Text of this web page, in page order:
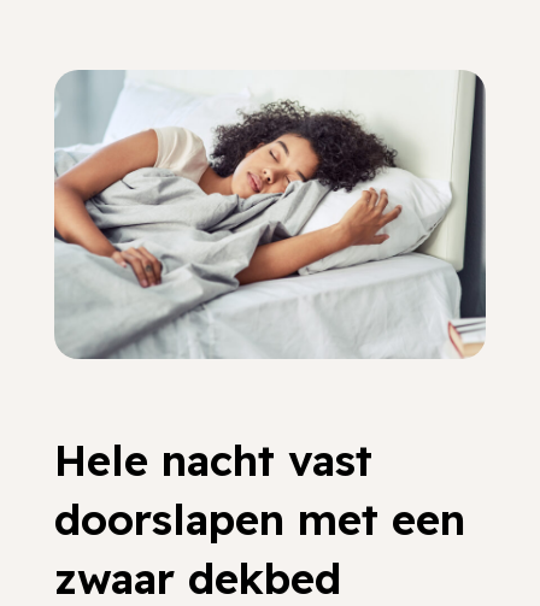
Hele nacht vast
doorslapen met een
zwaar dekbed